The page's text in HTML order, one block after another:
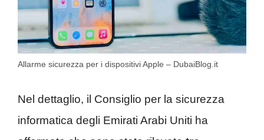
Allarme sicurezza per i dispositivi Apple – DubaiBlog.it
Nel dettaglio, il Consiglio per la sicurezza
informatica degli Emirati Arabi Uniti ha